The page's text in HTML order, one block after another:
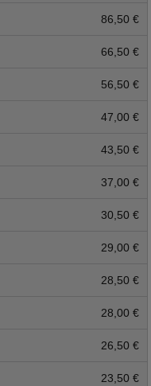
86,50 €
66,50 €
56,50 €
47,00 €
43,50 €
37,00 €
30,50 €
29,00 €
28,50 €
28,00 €
26,50 €
23,50 €